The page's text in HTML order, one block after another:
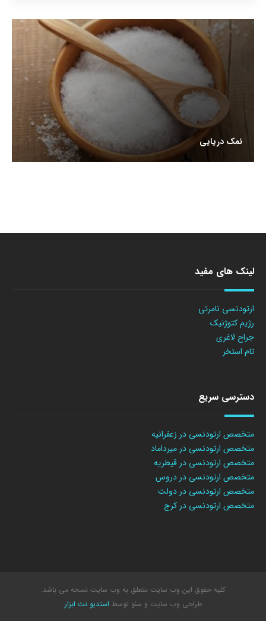
نمک دریایی
لینک های مفید
ارتودنسی نامرئی
رژیم کتوژنیک
جراح لاغری
تام استخر
دسترسی سریع
متخصص ارتودنسی در زعفرانیه
متخصص ارتودنسی در میرداماد
متخصص ارتودنسی در قیطریه
متخصص ارتودنسی در دروس
متخصص ارتودنسی در دولت
متخصص ارتودنسی در کرج
کلیه حقوق این وب سایت متعلق به وب سایت نسخه می باشد.
طراحی وب سایت و سئو توسط استدیو نت ابزار